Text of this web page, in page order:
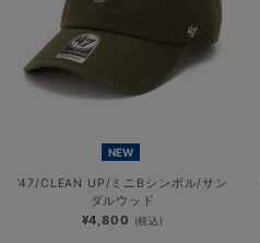
NEW
’47/CLEAN UP/ミニBシンボル/サン
ダルウッド
¥4,800 (税込)